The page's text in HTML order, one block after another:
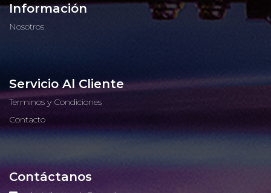
Información
Nosotros
Servicio Al Cliente
Terminos y Condiciones
Contacto
Contáctanos